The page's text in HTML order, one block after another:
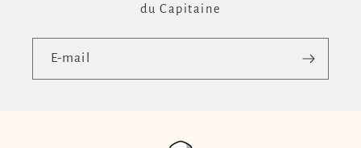
du Capitaine
E-mail